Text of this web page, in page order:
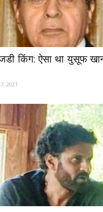
किंग: ऐसा था युसूफ
2021